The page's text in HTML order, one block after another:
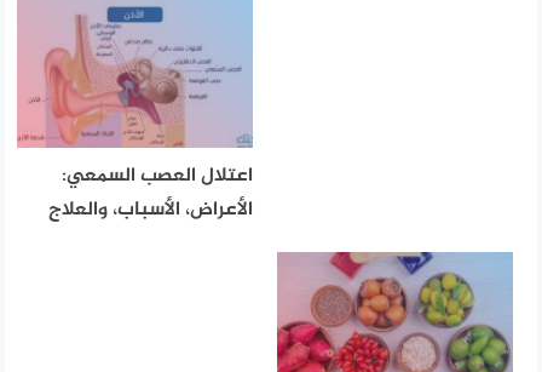
اعتلال العصب السمعي:
الأعراض، الأسباب، والعلاج